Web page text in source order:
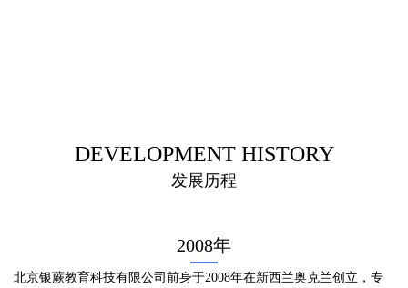
DEVELOPMENT HISTORY
发展历程
2008年
北京银蕨教育科技有限公司前身于2008年在新西兰奥克兰创立，专